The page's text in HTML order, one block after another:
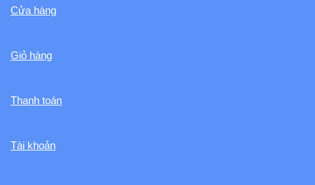
Cửa hàng
Giỏ hàng
Thanh toán
Tài khoản